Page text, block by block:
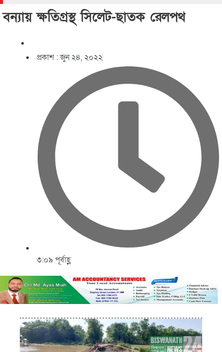
বন্যায় ক্ষতিগ্রস্থ সিলেট-ছাতক রেলপথ
প্রকাশ :জুন ২৪, ২০২২
৩:০৯ পূর্বাহ্ণ